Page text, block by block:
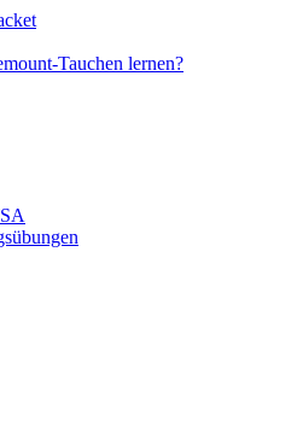
Tauchen lernen?